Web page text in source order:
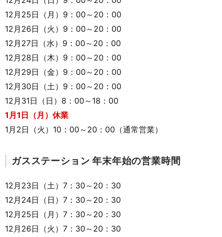
12月25日（月）9：00～20：00
12月26日（火）9：00～20：00
12月27日（水）9：00～20：00
12月28日（木）9：00～20：00
12月29日（金）9：00～20：00
12月30日（土）9：00～20：00
12月31日（日）8：00～18：00
1月1日（月）休業
1月2日（火）10：00～20：00（通常営業）
ガスステーション 年末年始の営業時間
12月23日（土）7：30～20：30
12月24日（日）7：30～20：30
12月25日（月）7：30～20：30
12月26日（火）7：30～20：30